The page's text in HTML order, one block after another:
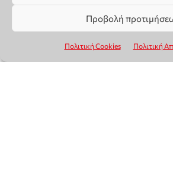
Προβολή
Πολιτική Cookies Πολιτική